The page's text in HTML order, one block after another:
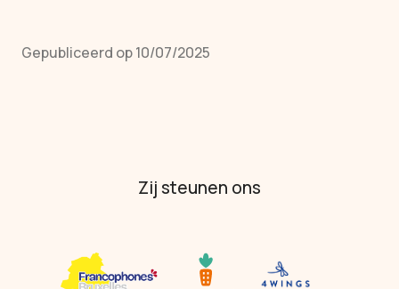
Gepubliceerd op 10/07/2025
Zij steunen ons